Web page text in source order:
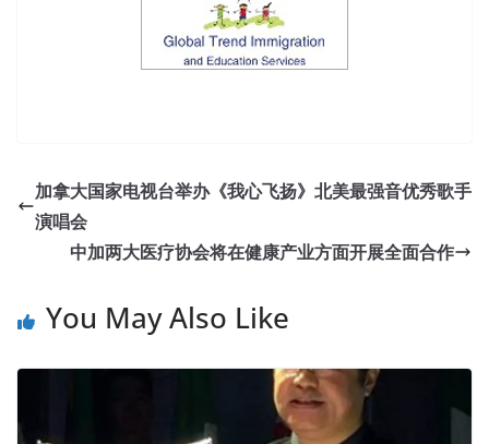
加拿大国家电视台举办《我心飞扬》北美最强音优秀歌手
演唱会
中加两大医疗协会将在健康产业方面开展全面合作
You May Also Like